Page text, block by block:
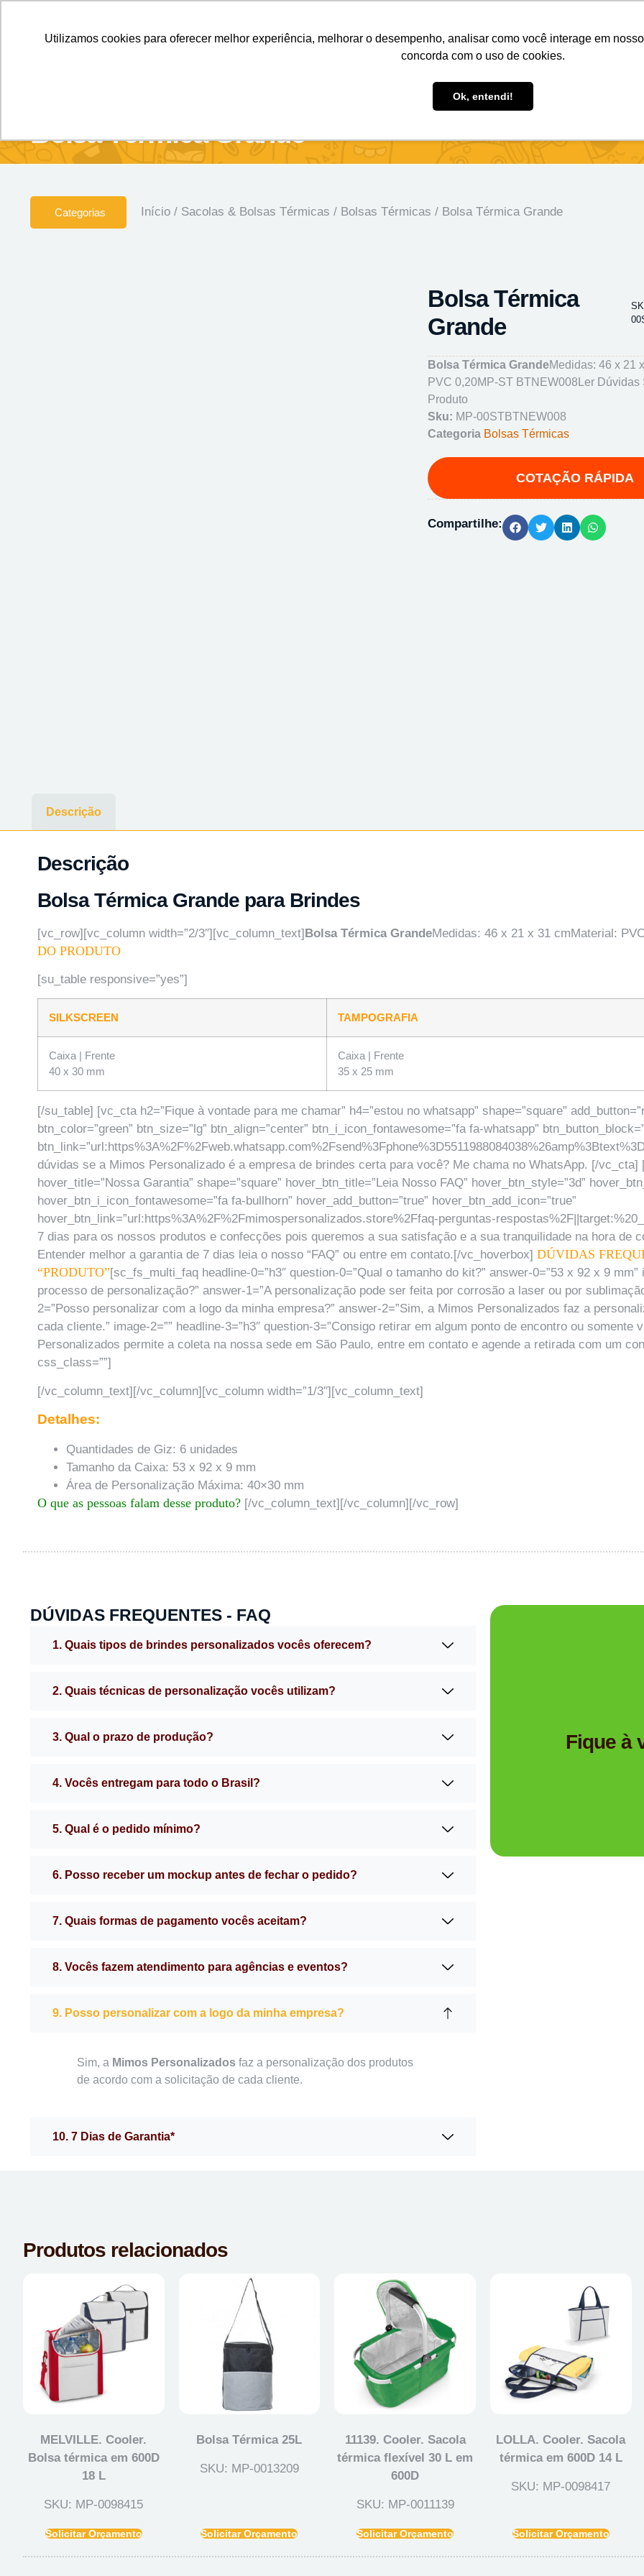
Utilizamos cookies para oferecer melhor experiência, melhorar o desempenho, analisar como você interage em
concorda com o uso de cookies.
Ok, entendi!
Brindes Personalizados Brindes Ecológicos
Bolsa Térmica Grande
Categorias Início/ Sacolas & Bolsas Térmicas / Bolsas Térmicas / Bolsa Térmica Grande
Bolsa Térmica
Grande
Bolsa Térmica GrandeMedidas: 46 x 21
PVC 0,20MP-ST BTNEW008 Ler
Produto
Sku: MP-00STBTNEW008
Categoria Bolsas Térmicas
Compartilhe:
Descrição
Descrição
Bolsa Térmica Grande para Brindes
[vc_row][vc_column width=”2/3″][vc_column_text]Bolsa Térmica GrandeMedidas: 46 x 21 x 31 cmMaterial:
DO PRODUTO
[su_table responsive=”yes”]
SILKSCREEN TAMPOGRAFIA
Caixa | Frente
40 x 30 mm
Caixa | Frente
35 x 25 mm
[/su_table] [vc_cta h2=”Fique à vontade para me chamar” h4=”estou no whatsapp” shape=”square”
btn_color=”green” btn_size=”lg” btn_align=”center” btn_i_icon_fontawesome=”fa fa-whatsapp”
dúvidas se a Mimos Personalizado é a empresa de brindes certa para você? Me chama no WhatsApp. [/vc_cta]
hover_title=”Nossa Garantia” shape=”square” hover_btn_title=”Leia Nosso FAQ” hover_btn_style=”3d”
hover_btn_i_icon_fontawesome=”fa fa-bullhorn” hover_add_button=”true” hover_btn_add_icon=”true”
hover_btn_link=”url:https%3A%2F%2Fmimospersonalizados.store%2Ffaq-perguntas-
7 dias para os nossos produtos e confecções pois queremos a sua satisfação e a sua tranquilidade na hora de
Entender melhor a garantia de 7 dias leia o nosso “FAQ” ou entre em contato.[/vc_hoverbox] DÚVIDAS
“PRODUTO”[sc_fs_multi_faq headline-0=”h3″ question-0=”Qual o tamanho do kit?” answer-0=”53 x 92 x 9 mm”
processo de personalização?” answer-1=”A personalização pode ser feita por corrosão a laser ou por
2=”Posso personalizar com a logo da minha empresa?” answer-2=”Sim, a Mimos Personalizados faz a
cada cliente.” image-2=”” headline-3=”h3″ question-3=”Consigo retirar em algum ponto de encontro ou somente
Personalizados permite a coleta na nossa sede em São Paulo, entre em contato e agende a retirada com um
css_class=””]
[/vc_column_text][/vc_column][vc_column width=”1/3″][vc_column_text]
Detalhes:
Quantidades de Giz: 6 unidades
Tamanho da Caixa: 53 x 92 x 9 mm
Área de Personalização Máxima: 40×30 mm
O que as pessoas falam desse produto? [/vc_column_text][/vc_column][/vc_row]
DÚVIDAS FREQUENTES - FAQ
1. Quais tipos de brindes personalizados vocês oferecem?
2. Quais técnicas de personalização vocês utilizam?
3. Qual o prazo de produção?
4. Vocês entregam para todo o Brasil?
5. Qual é o pedido mínimo?
6. Posso receber um mockup antes de fechar o pedido?
7. Quais formas de pagamento vocês aceitam?
8. Vocês fazem atendimento para agências e eventos?
9. Posso personalizar com a logo da minha empresa?
Sim, a Mimos Personalizados faz a personalização dos produtos
de acordo com a solicitação de cada cliente.
10. 7 Dias de Garantia*
Fique à
Tem dúvidas se a
Produtos relacionados
MELVILLE. Cooler.
Bolsa térmica em 600D
18 L
SKU: MP-0098415
Solicitar Orçamento
Bolsa Térmica 25L
SKU: MP-0013209
Solicitar Orçamento
11139. Cooler. Sacola
térmica flexível 30 L em
600D
SKU: MP-0011139
Solicitar Orçamento
LOLLA. Cooler. Sacola
térmica em 600D 14 L
SKU: MP-0098417
Solicitar Orçamento